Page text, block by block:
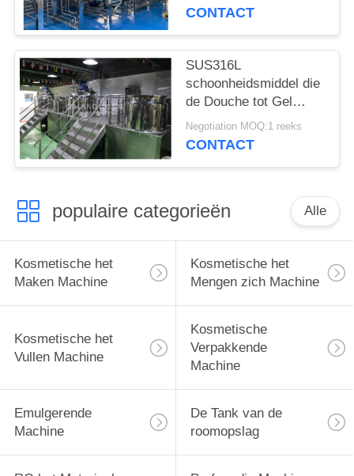
veredelingsmiddelshampoo
CONTACT
SUS316L
schoonheidsmiddel die
de Douche tot Gel
maken van de
Machineshampoo
Negotiation MOQ:1 reeks
CONTACT
populaire categorieën Alle
Kosmetische het
Maken Machine
Kosmetische het
Mengen zich Machine
Kosmetische het
Vullen Machine
Kosmetische
Verpakkende
Machine
Emulgerende
Machine
De Tank van de
roomopslag